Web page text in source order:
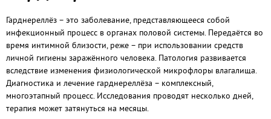
Гарднереллёз – это заболевание, представляющееся собой
инфекционный процесс в органах половой системы. Передаётся во
время интимной близости, реже – при использовании средств
личной гигиены заражённого человека. Патология развивается
вследствие изменения физиологической микрофлоры влагалища.
Диагностика и лечение гарднереллёза – комплексный,
многоэтапный процесс. Исследования проводят несколько дней,
терапия может затянуться на месяцы.